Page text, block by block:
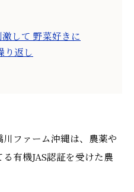
して 野菜好きに
り返し
ファーム沖縄は、農薬や
有機JAS認証を受けた農